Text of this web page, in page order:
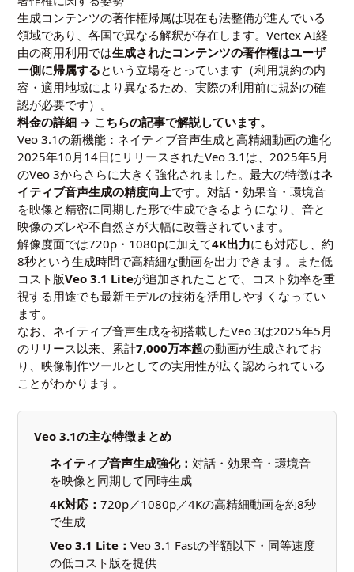
生成コンテンツの著作権帰属は現在も法整備が進んでいる
領域であり、各国で異なる解釈が存在します。Vertex AI経
由の商用利用では生成されたコンテンツの著作権はユーザ
ー側に帰属するという立場をとっています（利用規約の内
容・適用地域により異なるため、実際の利用前に規約の確
認が必要です）。
料金の詳細 → こちらの記事で解説しています。
Veo 3.1の新機能：ネイティブ音声生成と高精細動画の進化
2025年10月14日にリリースされたVeo 3.1は、2025年5月
のVeo 3からさらに大きく強化されました。最大の特徴はネ
イティブ音声生成の精度向上です。対話・効果音・環境音
を映像と精密に同期した形で生成できるようになり、音と
映像のズレや不自然さが大幅に改善されています。
解像度面では720p・1080pに加えて4K出力にも対応し、約
8秒という生成時間で高精細な動画を出力できます。また低
コスト版Veo 3.1 Liteが追加されたことで、コスト効率を重
視する用途でも最新モデルの技術を活用しやすくなってい
ます。
なお、ネイティブ音声生成を初搭載したVeo 3は2025年5月
のリリース以来、累計7,000万本超の動画が生成されてお
り、映像制作ツールとしての実用性が広く認められている
ことがわかります。
Veo 3.1の主な特徴まとめ
ネイティブ音声生成強化：対話・効果音・環境音
を映像と同期して同時生成
4K対応：720p／1080p／4Kの高精細動画を約8秒
で生成
Veo 3.1 Lite：Veo 3.1 Fastの半額以下・同等速度
の低コスト版を提供